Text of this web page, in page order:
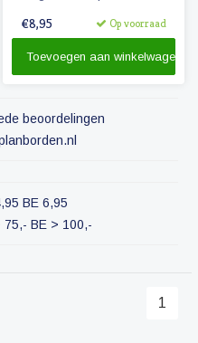
kinderen en omvat o.a.
schoolreisje.
€8,95 Op voorraad
Toevoegen aan winkelwagen
beoordelingen
BE 6,95
75,- BE > 100,-
1